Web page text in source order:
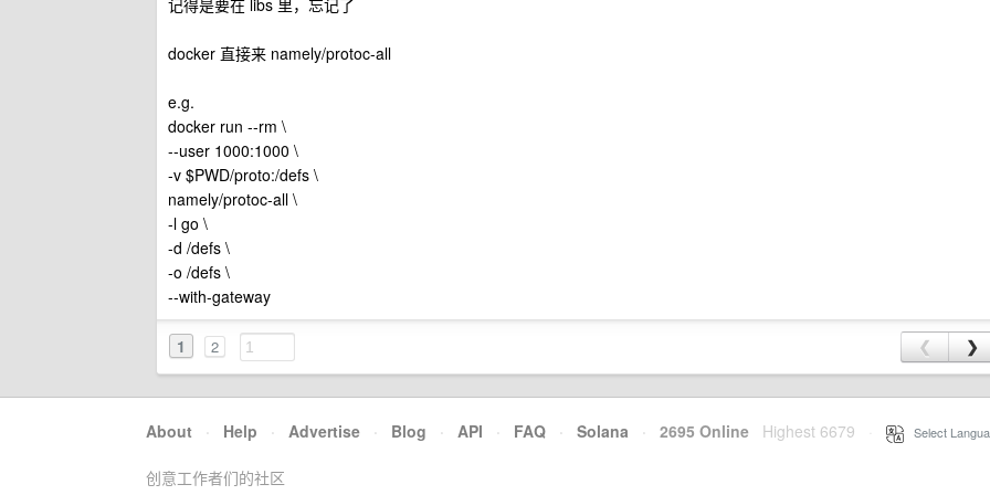
记得是要在 libs 里，忘记了
docker 直接来 namely/protoc-all
e.g.
docker run --rm \
--user 1000:1000 \
-v $PWD/proto:/defs \
namely/protoc-all \
-l go \
-d /defs \
-o /defs \
--with-gateway
1 2 ❮ ❯
About · Help · Advertise · Blog · API · FAQ · Solana · 2695 Online Highest 6679 Select
创意工作者们的社区